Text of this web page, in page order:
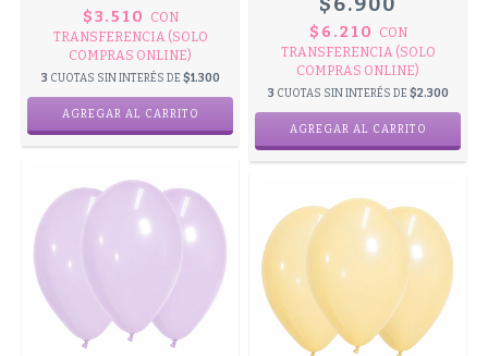
$3.510
CON
TRANSFERENCIA (SOLO
COMPRAS ONLINE)
3 CUOTAS SIN INTERÉS DE $1.300
$6.210
CON
TRANSFERENCIA (SOLO
COMPRAS ONLINE)
3 CUOTAS SIN INTERÉS DE $2.300